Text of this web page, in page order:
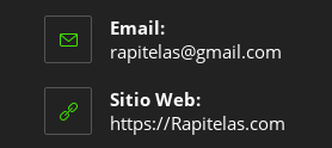
abre
en
tu
aplicación
Email:
rapitelas@gmail.com
Sitio Web:
https://Rapitelas.com